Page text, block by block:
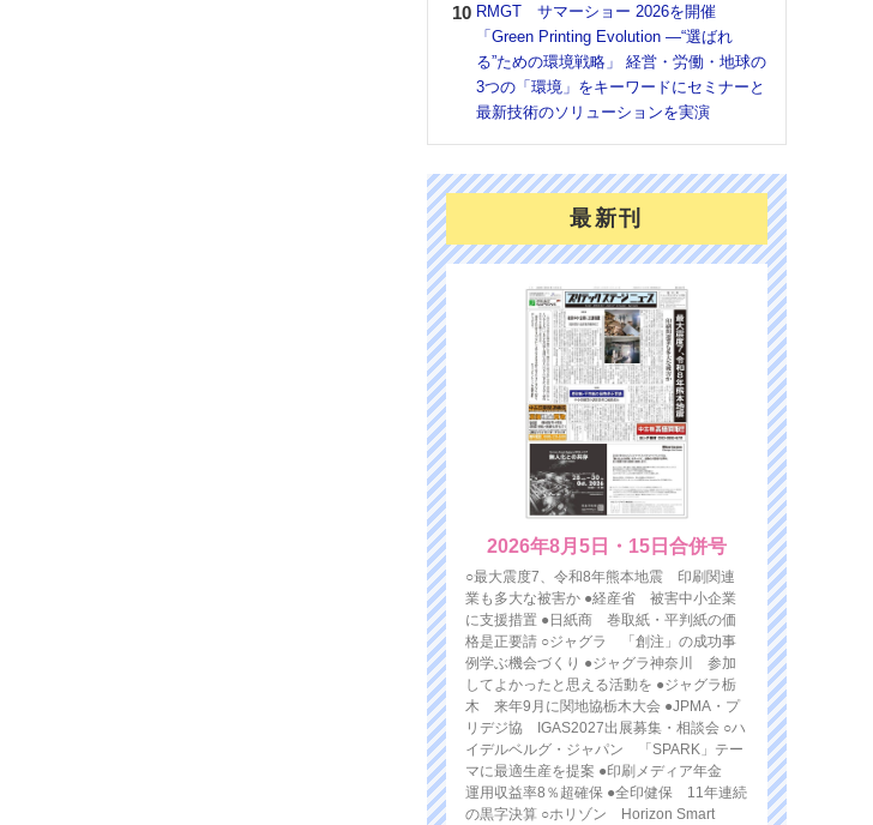
RMGT サマーショー 2026を開催
「Green Printing Evolution ―“選ばれ
る”ための環境戦略」 経営・労働・地球の
3つの「環境」をキーワードにセミナーと
最新技術のソリューションを実演
最新刊
2026年8月5日・15日合併号
○最大震度7、令和8年熊本地震 印刷関連
業も多大な被害か ●経産省 被害中小企業
に支援措置 ●日紙商 巻取紙・平判紙の価
格是正要請 ○ジャグラ 「創注」の成功事
例学ぶ機会づくり ●ジャグラ神奈川 参加
してよかったと思える活動を ●ジャグラ栃
木 来年9月に関地協栃木大会 ●JPMA・プ
リデジ協 IGAS2027出展募集・相談会 ○ハ
イデルベルグ・ジャパン 「SPARK」テー
マに最適生産を提案 ●印刷メディア年金
運用収益率8％超確保 ●全印健保 11年連続
の黒字決算 ○ホリゾン Horizon Smart